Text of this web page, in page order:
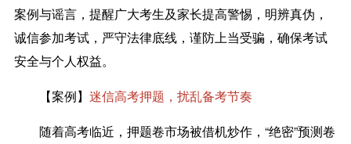
案例与谣言，提醒广大考生及家长提高警惕，明辨真伪，
诚信参加考试，严守法律底线，谨防上当受骗，确保考试
安全与个人权益。
【案例】 迷信高考押题，扰乱备考节奏
随着高考临近，押题卷市场被借机炒作，“绝密”预测卷